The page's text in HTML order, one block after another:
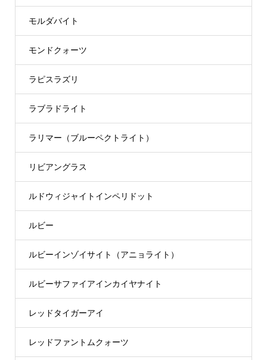
モルダバイト
モンドクォーツ
ラピスラズリ
ラブラドライト
ラリマー（ブルーペクトライト）
リビアングラス
ルドウィジャイトインペリドット
ルビー
ルビーインゾイサイト（アニョライト）
ルビーサファイアインカイヤナイト
レッドタイガーアイ
レッドファントムクォーツ